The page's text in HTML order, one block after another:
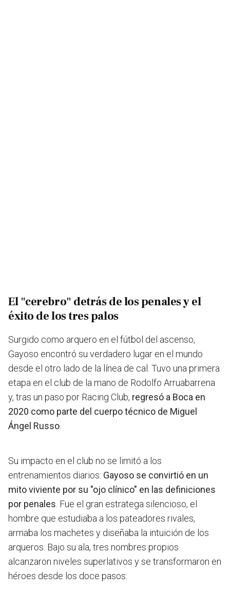
El "cerebro" detrás de los penales y el
éxito de los tres palos
Surgido como arquero en el fútbol del ascenso,
Gayoso encontró su verdadero lugar en el mundo
desde el otro lado de la línea de cal. Tuvo una primera
etapa en el club de la mano de Rodolfo Arruabarrena
y, tras un paso por Racing Club, regresó a Boca en
2020 como parte del cuerpo técnico de Miguel
Ángel Russo
Su impacto en el club no se limitó a los
entrenamientos diarios: Gayoso se convirtió en un
mito viviente por su "ojo clínico" en las definiciones
por penales . Fue el gran estratega silencioso, el
hombre que estudiaba a los pateadores rivales,
armaba los machetes y diseñaba la intuición de los
arqueros. Bajo su ala, tres nombres propios
alcanzaron niveles superlativos y se transformaron en
héroes desde los doce pasos: